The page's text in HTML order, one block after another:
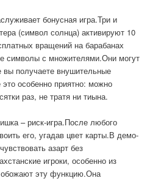
бонусная игра.Три и
(символ солнца) активируют 10
вращений на барабанах
символы с множителями.Они могут
вы получаете внушительные
особенно приятно: можно
раз, не тратя ни тиына.
– риск-игра.После любого
его, угадав цвет карты.В демо-
азарт без
игроки, особенно из
эту функцию.Она